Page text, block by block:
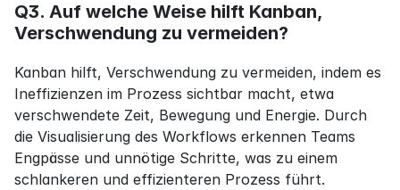
Q3. Auf welche Weise hilft Kanban,
Verschwendung zu vermeiden?
Kanban hilft, Verschwendung zu vermeiden, indem es
Ineffizienzen im Prozess sichtbar macht, etwa
verschwendete Zeit, Bewegung und Energie. Durch
die Visualisierung des Workflows erkennen Teams
Engpässe und unnötige Schritte, was zu einem
schlankeren und effizienteren Prozess führt.